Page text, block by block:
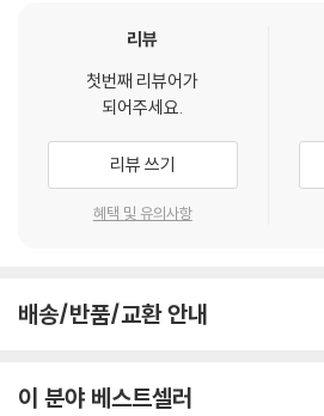
리뷰
첫번째 리뷰어가
되어주세요.
리뷰 쓰기
혜택 및 유의사항
배송/반품/교환 안내
이 분야 베스트셀러